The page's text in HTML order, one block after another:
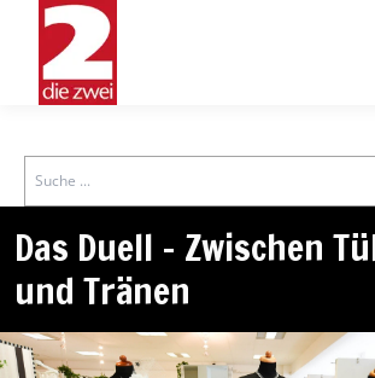
Search
Das Duell – Zwischen
und Tränen